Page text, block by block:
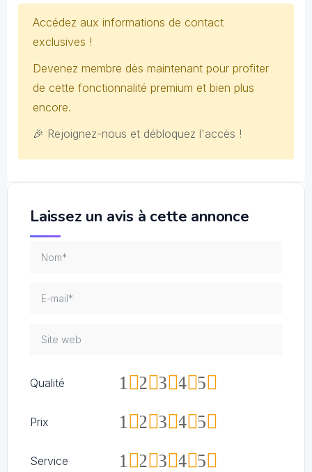
Accédez aux informations de contact
exclusives !
Devenez membre dès maintenant pour profiter
de cette fonctionnalité premium et bien plus
encore.
🎉 Rejoignez-nous et débloquez l'accès !
Laissez un avis à cette annonce
Qualité 5
4
3
2
1
Prix 5
4
3
2
1
Service 5
4
3
2
1